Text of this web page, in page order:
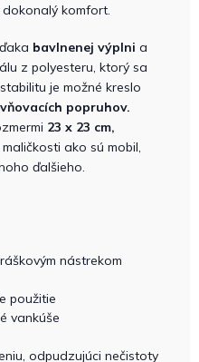
komfort.
bavlnenej výplni a
z polyesteru, ktorý sa
je možné kreslo
popruhov.
23 x 23 cm,
ako sú mobil,
ďalšieho.
nástrekom
použitie
vankúše
odpudzujúci nečistoty